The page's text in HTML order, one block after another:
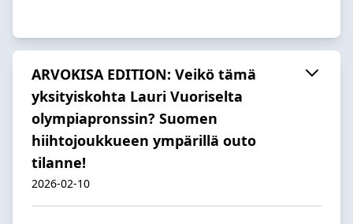
ARVOKISA EDITION: Veikö tämä
yksityiskohta Lauri Vuoriselta
olympiapronssin? Suomen
hiihtojoukkueen ympärillä outo
tilanne!
2026-02-10